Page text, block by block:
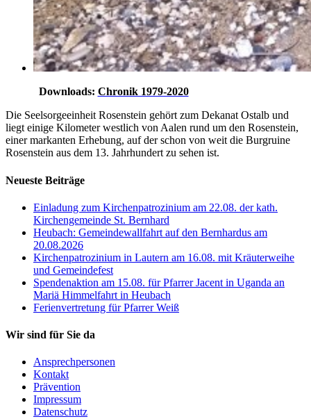
Downloads: Chronik 1979-2020
Die Seelsorgeeinheit Rosenstein gehört zum Dekanat Ostalb und
liegt einige Kilometer westlich von Aalen rund um den Rosenstein,
einer markanten Erhebung, auf der schon von weit die Burgruine
Rosenstein aus dem 13. Jahrhundert zu sehen ist.
Neueste Beiträge
Einladung zum Kirchenpatrozinium am 22.08. der kath.
Kirchengemeinde St. Bernhard
Heubach: Gemeindewallfahrt auf den Bernhardus am
20.08.2026
Kirchenpatrozinium in Lautern am 16.08. mit Kräuterweihe
und Gemeindefest
Spendenaktion am 15.08. für Pfarrer Jacent in Uganda an
Mariä Himmelfahrt in Heubach
Ferienvertretung für Pfarrer Weiß
Wir sind für Sie da
Ansprechpersonen
Kontakt
Prävention
Impressum
Datenschutz